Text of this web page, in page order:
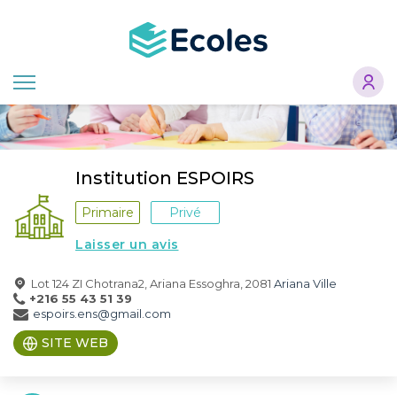
principal
Institution ESPOIRS
Primaire
Privé
Laisser un avis
Lot 124 ZI Chotrana2, Ariana Essoghra, 2081 Ariana Ville
+216 55 43 51 39
espoirs.ens@gmail.com
SITE WEB